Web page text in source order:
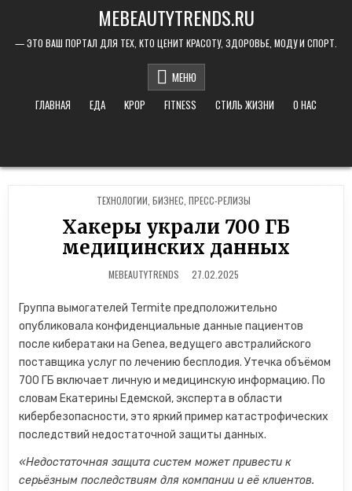
MEBEAUTYTRENDS.RU
— ЭТО ВАШ ПОРТАЛ ДЛЯ ТЕХ, КТО ЦЕНИТ КРАСОТУ, ЗДОРОВЬЕ, МОДУ И СПОРТ.
МЕНЮ
ГЛАВНАЯ
ЕДА KPOP FITNESS СТИЛЬ ЖИЗНИ О НАС
POSTED IN
TЕХНОЛОГИИ БИЗНЕС ПРЕСС-РЕЛИЗЫ
Хакеры украли 700 ГБ
медицинских данных
MEBEAUTYTRENDS 27.02.2025
Группа вымогателей Termite предположительно
опубликовала конфиденциальные данные пациентов
после кибератаки на Genea, ведущего австралийского
поставщика услуг по лечению бесплодия. Утечка объёмом
700 ГБ включает личную и медицинскую информацию. По
словам Екатерины Едемской, эксперта в области
кибербезопасности, это яркий пример катастрофических
последствий недостаточной защиты данных.
«Недостаточная защита систем может привести к
серьёзным последствиям для компании и её клиентов.